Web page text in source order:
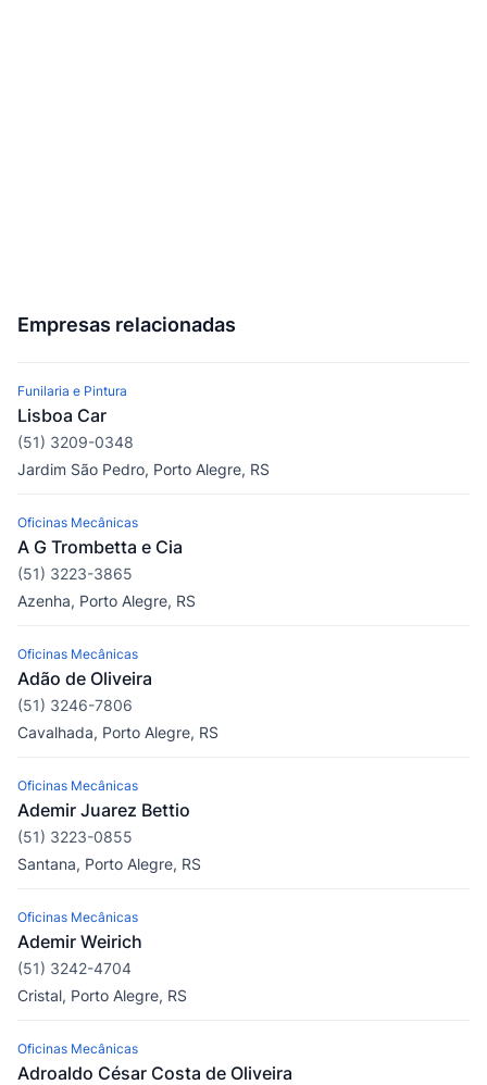
Empresas relacionadas
Funilaria e Pintura
Lisboa Car
(51) 3209-0348
Jardim São Pedro, Porto Alegre, RS
Oficinas Mecânicas
A G Trombetta e Cia
(51) 3223-3865
Azenha, Porto Alegre, RS
Oficinas Mecânicas
Adão de Oliveira
(51) 3246-7806
Cavalhada, Porto Alegre, RS
Oficinas Mecânicas
Ademir Juarez Bettio
(51) 3223-0855
Santana, Porto Alegre, RS
Oficinas Mecânicas
Ademir Weirich
(51) 3242-4704
Cristal, Porto Alegre, RS
Oficinas Mecânicas
Adroaldo César Costa de Oliveira